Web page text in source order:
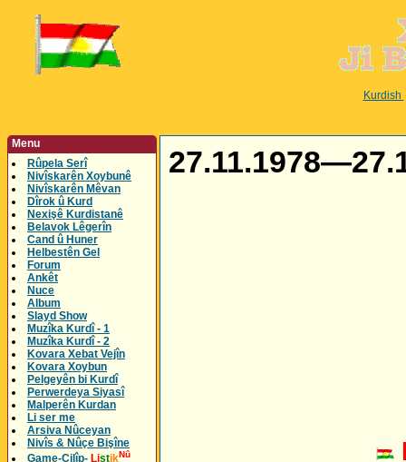
Kurdish
Menu
Rûpela Serî
Nivîskarên Xoybunê
Nivîskarên Mêvan
Dîrok û Kurd
Nexişê Kurdistanê
Belavok Lêgerîn
Cand û Huner
Helbestên Gel
Forum
Ankêt
Nuce
Album
Slayd Show
Muzîka Kurdî - 1
Muzîka Kurdî - 2
Kovara Xebat Vejîn
Kovara Xoybun
Pelgeyên bi Kurdî
Perwerdeya Siyasî
Malperên Kurdan
Li ser me
Arsiva Nûceyan
Nivîs & Nûçe Bişîne
Game-Cilîp- ListikNû